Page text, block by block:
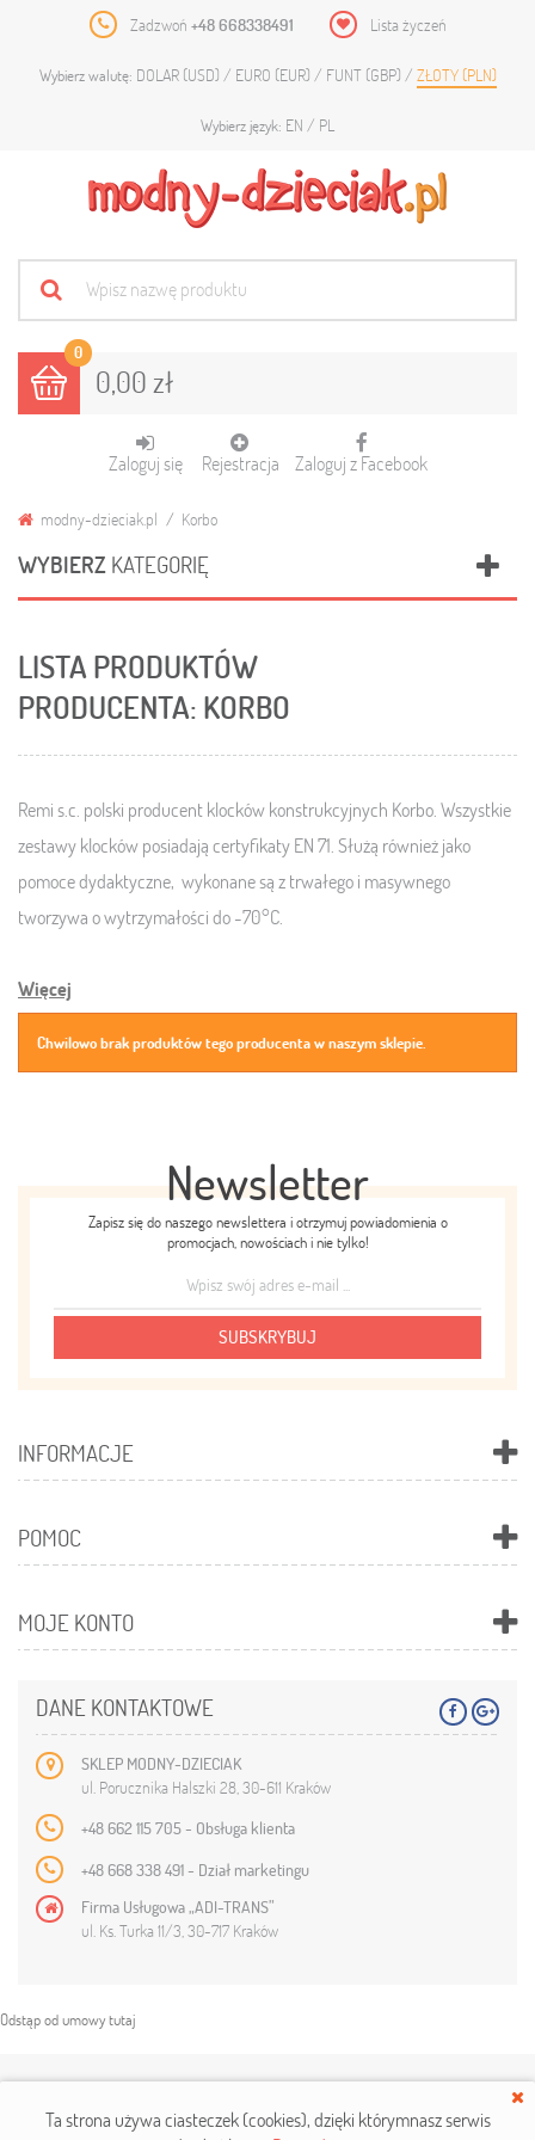
Zadzwoń +48 668338491 Lista życzeń
Wybierz walutę: DOLAR (USD) EURO (EUR) FUNT (GBP) ZŁOTY (PLN)
Wybierz język: EN PL
0
0,00 zł
Zaloguj się Rejestracja Zaloguj z Facebook
Ta strona używa ciasteczek (cookies), dzięki którymnasz serwis
modny-dzieciak.pl Korbo
WYBIERZ KATEGORIĘ
LISTA PRODUKTÓW
PRODUCENTA: KORBO
Remi s.c. polski producent klocków konstrukcyjnych Korbo. Wszystkie
zestawy klocków posiadają certyfikaty EN 71. Służą również jako
pomoce dydaktyczne, wykonane są z trwałego i masywnego
tworzywa o wytrzymałości do -70°C.
Więcej
Chwilowo brak produktów tego producenta w naszym sklepie.
Newsletter
Zapisz się do naszego newslettera i otrzymuj powiadomienia o
promocjach, nowościach i nie tylko!
SUBSKRYBUJ
INFORMACJE
POMOC
MOJE KONTO
DANE KONTAKTOWE
SKLEP MODNY-DZIECIAK
ul. Porucznika Halszki 28, 30-611 Kraków
+48 662 115 705 - Obsługa klienta
+48 668 338 491 - Dział marketingu
Firma Usługowa „ADI-TRANS”
ul. Ks. Turka 11/3, 30-717 Kraków
Odstąp od umowy tutaj